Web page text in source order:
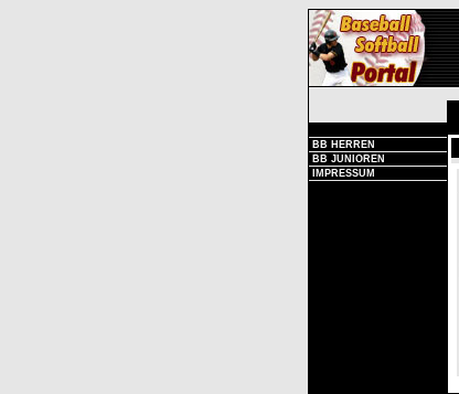
BB HERREN
BB JUNIOREN
IMPRESSUM